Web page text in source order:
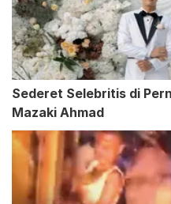
Sederet Selebritis di
Mazaki Ahmad